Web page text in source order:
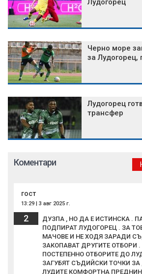
Лудогорец
Черно море
за Лудогорец,
Лудогорец
трансфер
Коментари
гост
13:29 | 3 авг 2025 г.
2
ДУЗПА , НО ДА Е ИСТИНСКА .
ПОДПИРАТ ЛУДОГОРЕЦ . ЗА
МАЧОВЕ И НЕ ХОДЯ ЗАРАДИ
ЗАКОПАВАТ ДРУГИТЕ ОТБОРИ .
ПОСТЕПЕННО ОТБОРИТЕ ДО
ЗАГУБЯТ СЪДИЙСКИ ТОЧКИ
ЛУДИТЕ КОМФОРТНА